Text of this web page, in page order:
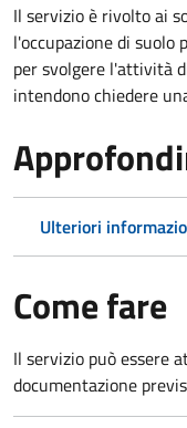
Il servizio è rivolto ai
l'occupazione di suolo
per svolgere l'attività
intendono chiedere
Ulteriori
Come fare
Il servizio può essere
documentazione